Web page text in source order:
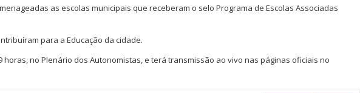
as escolas municipais que receberam o selo Programa de Escolas Associadas
para a Educação da cidade.
horas, no Plenário dos Autonomistas, e terá transmissão ao vivo nas páginas oficiais no